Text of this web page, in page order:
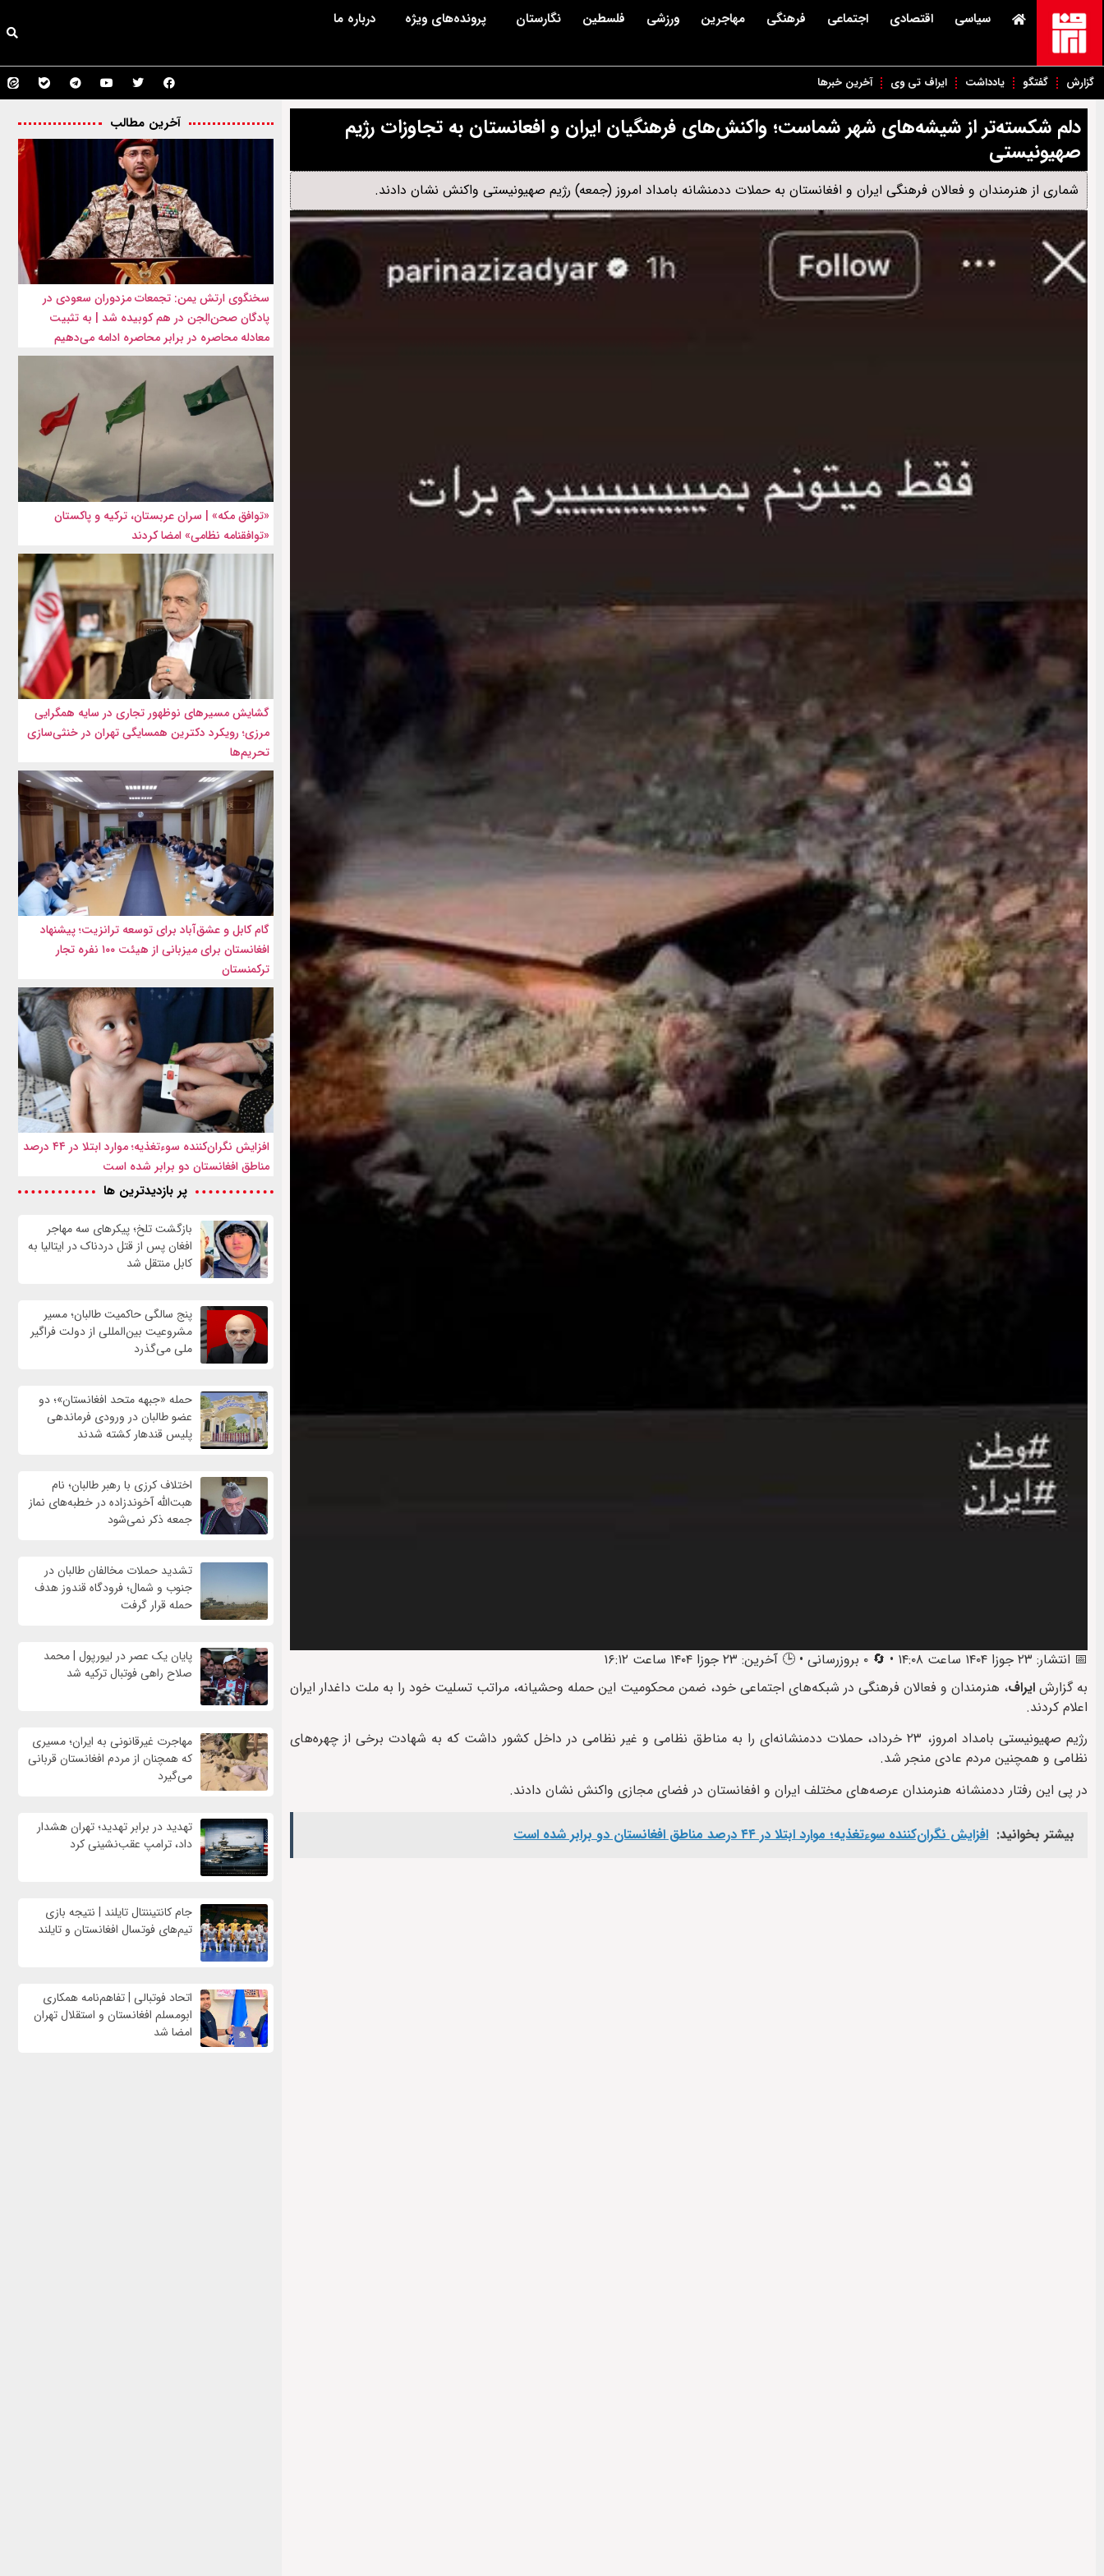
سیاسی اقتصادی اجتماعی فرهنگی مهاجرین ورزشی فلسطین نگارستان پرونده‌های ویژه درباره ما
گزارش گفتگو یادداشت ایراف تی وی آخرین خبرها
دلم شکسته‌تر از شیشه‌های شهر شماست؛ واکنش‌های فرهنگیان ایران و افعانستان به تجاوزات رژیم
صهیونیستی
شماری از هنرمندان و فعالان فرهنگی ایران و افغانستان به حملات ددمنشانه بامداد امروز (جمعه) رژیم صهیونیستی واکنش نشان دادند.
📅 انتشار: ۲۳ جوزا ۱۴۰۴ ساعت ۱۴:۰۸ • 🔄 ۰ بروزرسانی • 🕒 آخرین: ۲۳ جوزا ۱۴۰۴ ساعت ۱۶:۱۲
به گزارش ایراف، هنرمندان و فعالان فرهنگی در شبکه‌های اجتماعی خود، ضمن محکومیت این حمله وحشیانه، مراتب تسلیت خود را به ملت داغدار ایران
اعلام کردند.
رژیم صهیونیستی بامداد امروز، ۲۳ خرداد، حملات ددمنشانه‌ای را به مناطق نظامی و غیر نظامی در داخل کشور داشت که به شهادت برخی از چهره‌های
نظامی و همچنین مردم عادی منجر شد.
در پی این رفتار ددمنشانه هنرمندان عرصه‌های مختلف ایران و افغانستان در فضای مجازی واکنش نشان دادند.
بیشتر بخوانید: افزایش نگران‌کننده سوءتغذیه؛ موارد ابتلا در ۴۴ درصد مناطق افغانستان دو برابر شده است
آخرین مطالب
سخنگوی ارتش یمن: تجمعات مزدوران سعودی در
پادگان صحن‌الجن در هم کوبیده شد | به تثبیت
معادله محاصره در برابر محاصره ادامه می‌دهیم
«توافق مکه» | سران عربستان، ترکیه و پاکستان
«توافقنامه نظامی» امضا کردند
گشایش مسیرهای نوظهور تجاری در سایه همگرایی
مرزی؛ رویکرد دکترین همسایگی تهران در خنثی‌سازی
تحریم‌ها
گام کابل و عشق‌آباد برای توسعه ترانزیت؛ پیشنهاد
افغانستان برای میزبانی از هیئت ۱۰۰ نفره تجار
ترکمنستان
افزایش نگران‌کننده سوءتغذیه؛ موارد ابتلا در ۴۴ درصد
مناطق افغانستان دو برابر شده است
پر بازدیدترین ها
بازگشت تلخ؛ پیکرهای سه مهاجر
افغان پس از قتل دردناک در ایتالیا به
کابل منتقل شد
پنج سالگی حاکمیت طالبان؛ مسیر
مشروعیت بین‌المللی از دولت فراگیر
ملی می‌گذرد
حمله «جبهه متحد افغانستان»؛ دو
عضو طالبان در ورودی فرماندهی
پلیس قندهار کشته شدند
اختلاف کرزی با رهبر طالبان؛ نام
هبت‌الله آخوندزاده در خطبه‌های نماز
جمعه ذکر نمی‌شود
تشدید حملات مخالفان طالبان در
جنوب و شمال؛ فرودگاه قندوز هدف
حمله قرار گرفت
پایان یک عصر در لیورپول | محمد
صلاح راهی فوتبال ترکیه شد
مهاجرت غیرقانونی به ایران؛ مسیری
که همچنان از مردم افغانستان قربانی
می‌گیرد
تهدید در برابر تهدید؛ تهران هشدار
داد، ترامپ عقب‌نشینی کرد
جام کانتیننتال تایلند | نتیجه بازی
تیم‌های فوتسال افغانستان و تایلند
اتحاد فوتبالی | تفاهم‌نامه همکاری
ابومسلم افغانستان و استقلال تهران
امضا شد